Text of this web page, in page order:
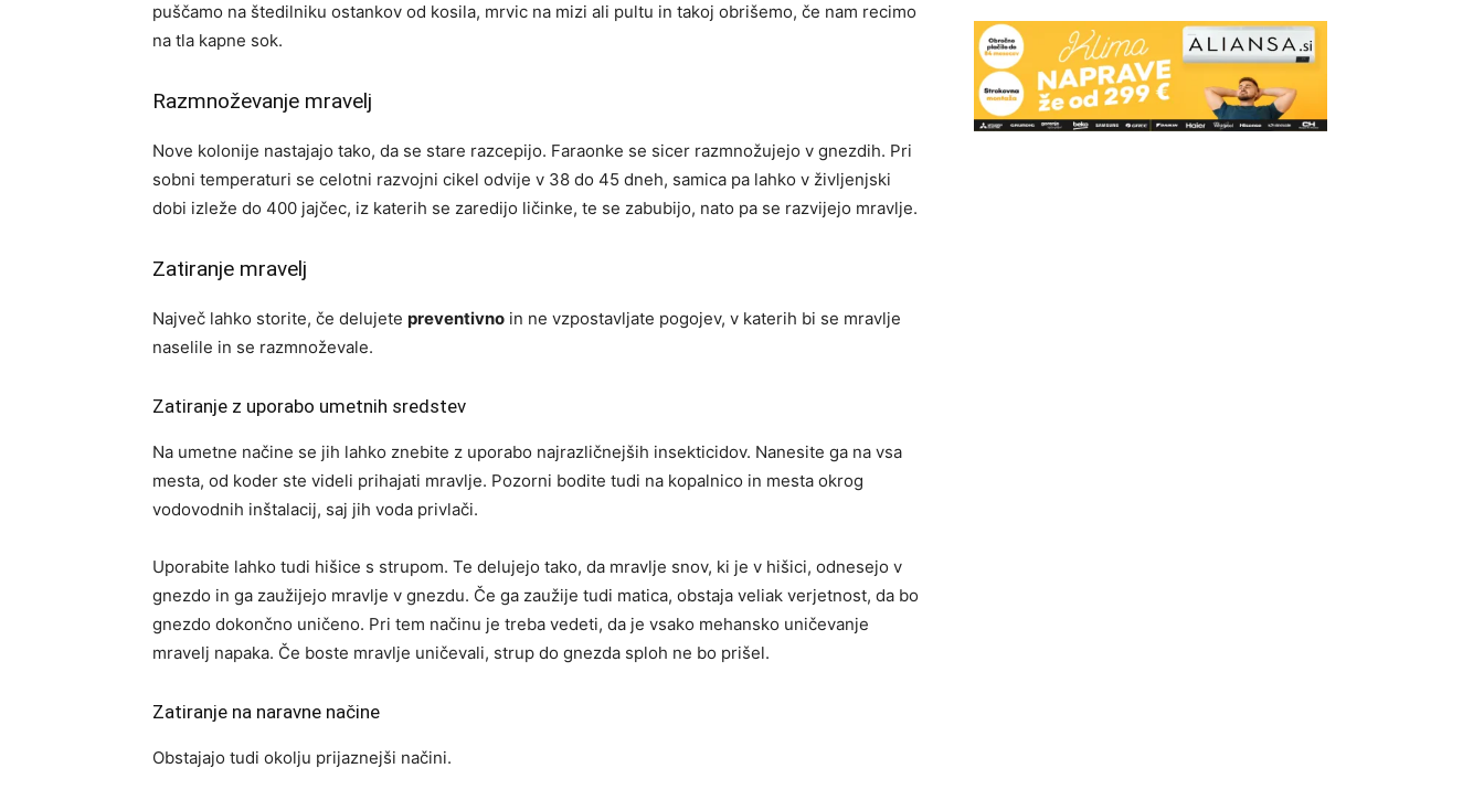
puščamo na štedilniku ostankov od kosila, mrvic na mizi ali pultu in takoj obrišemo, če nam recimo
na tla kapne sok.
Razmnoževanje mravelj
Nove kolonije nastajajo tako, da se stare razcepijo. Faraonke se sicer razmnožujejo v gnezdih. Pri
sobni temperaturi se celotni razvojni cikel odvije v 38 do 45 dneh, samica pa lahko v življenjski
dobi izleže do 400 jajčec, iz katerih se zaredijo ličinke, te se zabubijo, nato pa se razvijejo mravlje.
Zatiranje mravelj
Največ lahko storite, če delujete preventivno in ne vzpostavljate pogojev, v katerih bi se mravlje
naselile in se razmnoževale.
Zatiranje z uporabo umetnih sredstev
Na umetne načine se jih lahko znebite z uporabo najrazličnejših insekticidov. Nanesite ga na vsa
mesta, od koder ste videli prihajati mravlje. Pozorni bodite tudi na kopalnico in mesta okrog
vodovodnih inštalacij, saj jih voda privlači.
Uporabite lahko tudi hišice s strupom. Te delujejo tako, da mravlje snov, ki je v hišici, odnesejo v
gnezdo in ga zaužijejo mravlje v gnezdu. Če ga zaužije tudi matica, obstaja veliak verjetnost, da bo
gnezdo dokončno uničeno. Pri tem načinu je treba vedeti, da je vsako mehansko uničevanje
mravelj napaka. Če boste mravlje uničevali, strup do gnezda sploh ne bo prišel.
Zatiranje na naravne načine
Obstajajo tudi okolju prijaznejši načini.